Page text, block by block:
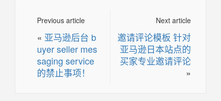
Next article
邀请评论模板 针对
亚马逊日本站点的
买家专业邀请评论
»
Previous article
« 亚马逊后台 b
uyer seller mes
saging service
的禁止事项！